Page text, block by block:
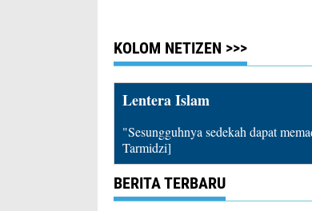
KOLOM NETIZEN >>>
Lentera Islam
"Sesungguhnya sedekah dapat
Tarmidzi]
BERITA TERBARU